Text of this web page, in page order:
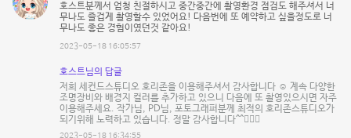
호스트분께서 엄청 친절하시고 중간중간에 촬영환경 점검도 해주셔서 너
무나도 즐겁게 촬영할수 있었어요! 다음번에 또 예약하고 싶을정도로 너
무나도 좋은 경험이였던것 같아요!
2023-05-18 16:05:57
호스트님의 답글
저희 세컨드스튜디오 호리존을 이용해주셔서 감사합니다 ☺️ 계속 다양한
조명장비와 배경지 컬러를 추가하고 있으니 다음에 또 촬영있으시면 자주
이용해주세요. 작가님, PD님, 포토그래퍼분께 최적의 호리존스튜디오가
되기위해 노력하고 있습니다. 정말 감사합니다^^🙇🏻‍♂️
2023-05-18 16:34:55